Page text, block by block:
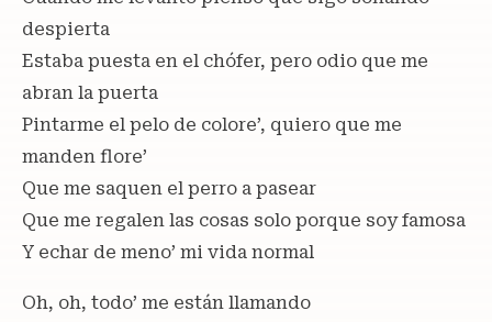
despierta
Estaba puesta en el chófer, pero odio que me
abran la puerta
Pintarme el pelo de colore’, quiero que me
manden flore’
Que me saquen el perro a pasear
Que me regalen las cosas solo porque soy famosa
Y echar de meno’ mi vida normal
Oh, oh, todo’ me están llamando